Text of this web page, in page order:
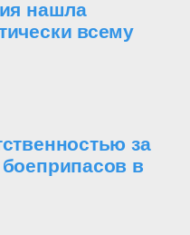
нашла
всему
за
в